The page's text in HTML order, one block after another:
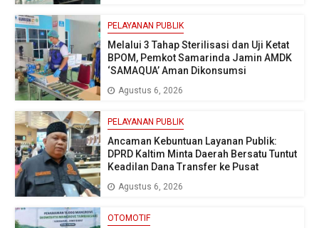
PELAYANAN PUBLIK
Melalui 3 Tahap Sterilisasi dan Uji Ketat
BPOM, Pemkot Samarinda Jamin AMDK
‘SAMAQUA’ Aman Dikonsumsi
Agustus 6, 2026
PELAYANAN PUBLIK
Ancaman Kebuntuan Layanan Publik:
DPRD Kaltim Minta Daerah Bersatu Tuntut
Keadilan Dana Transfer ke Pusat
Agustus 6, 2026
OTOMOTIF